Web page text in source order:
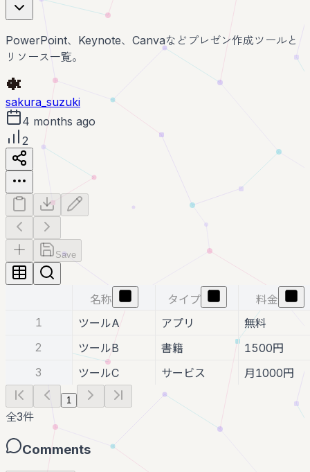
PowerPoint、Keynote、Canvaなどプレゼン作成ツールと
リソース一覧。
sakura_suzuki
4 months ago
2
Save
名称 タイプ
料金
1
ツールA アプリ
無料
2
ツールB 書籍
1500円
3
ツールC サービス 月1000円
1
全3件
Comments